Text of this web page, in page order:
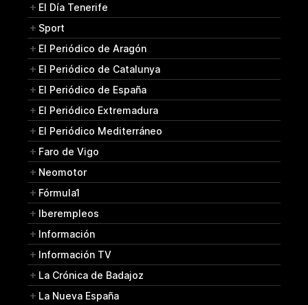
El Día Tenerife
Sport
El Periódico de Aragón
El Periódico de Catalunya
El Periódico de España
El Periódico Extremadura
El Periódico Mediterráneo
Faro de Vigo
Neomotor
Fórmula1
Iberempleos
Información
Información TV
La Crónica de Badajoz
La Nueva España